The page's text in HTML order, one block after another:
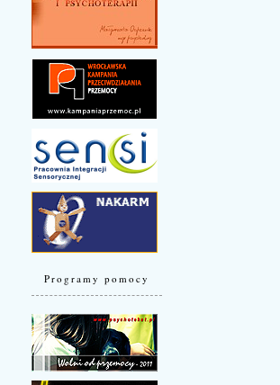
Programy pomocy